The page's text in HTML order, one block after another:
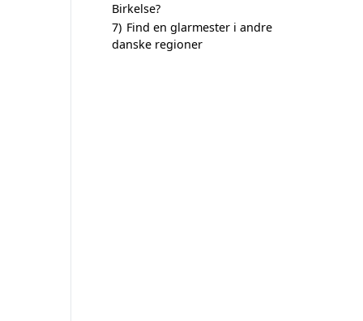
Birkelse?
7) Find en glarmester i andre
danske regioner